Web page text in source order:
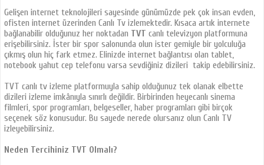
Gelişen internet teknolojileri sayesinde günümüzde pek çok insan evden,
ofisten internet üzerinden Canlı Tv izlemektedir. Kısaca artık internete
bağlanabilir olduğunuz her noktadan TVT canlı televizyon platformuna
erişebilirsiniz. İster bir spor salonunda olun ister gemiyle bir yolculuğa
çıkmış olun hiç fark etmez. Elinizde internet bağlantısı olan tablet,
notebook yahut cep telefonu varsa sevdiğiniz dizileri takip edebilirsiniz.
TVT canlı tv izleme platformuyla sahip olduğunuz tek olanak elbette
dizileri izleme imkânıyla sınırlı değildir. Birbirinden heyecanlı sinema
filmleri, spor programları, belgeseller, haber programları gibi birçok
seçenek söz konusudur. Bu sayede nerede olursanız olun Canlı TV
izleyebilirsiniz.
Neden Tercihiniz TVT Olmalı?